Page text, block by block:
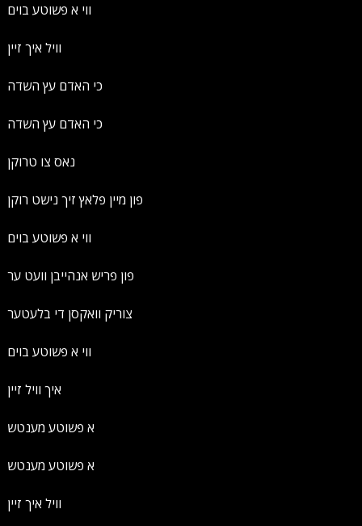
ווי א פשוטע בוים
וויל איך זיין
כי האדם עץ השדה
כי האדם עץ השדה
נאס צו טרוקן
פון מיין פלאץ זיך נישט רוקן
ווי א פשוטע בוים
פון פריש אנהייבן וועט ער
צוריק וואקסן די בלעטער
ווי א פשוטע בוים
איך וויל זיין
א פשוטע מענטש
א פשוטע מענטש
וויל איך זיין